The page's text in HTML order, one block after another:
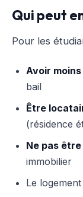
Qui peut
Pour les
Avoir
bail
Être
(résidence
Ne pas
immobilier
Le